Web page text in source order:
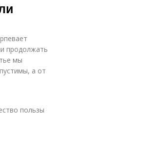
продолжать
мы
а от
пользы